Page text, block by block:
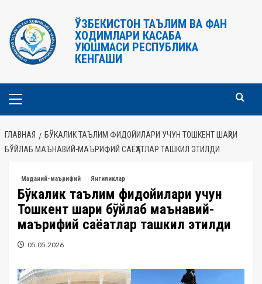
содержимому
ЎЗБЕКИСТОН ТАЪЛИМ ВА ФАН
ХОДИМЛАРИ КАСАБА
УЮШМАСИ РЕСПУБЛИКА
КЕНГАШИ
Основное
ГЛАВНАЯ
БЎКАЛИК ТАЪЛИМ ФИДОЙИЛАРИ УЧУН ТОШКЕНТ ШАҲРИ
БЎЙЛАБ МАЪНАВИЙ-МАЪРИФИЙ САЁҲАТЛАР ТАШКИЛ ЭТИЛДИ
Маданий-маърифий Янгиликлар
Бўкалик таълим фидойилари учун
Тошкент шаҳри бўйлаб маънавий-
маърифий саёҳатлар ташкил этилди
05.05.2026